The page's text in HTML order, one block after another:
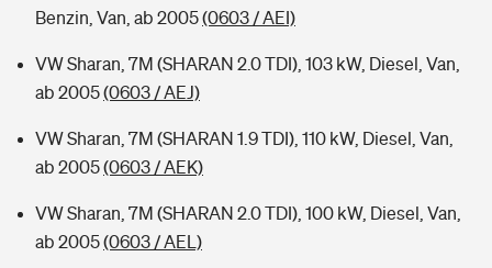
Benzin, Van, ab 2005(0603 / AEI)
VW Sharan, 7M (SHARAN 2.0 TDI), 103 kW, Diesel, Van,
ab 2005(0603 / AEJ)
VW Sharan, 7M (SHARAN 1.9 TDI), 110 kW, Diesel, Van,
ab 2005(0603 / AEK)
VW Sharan, 7M (SHARAN 2.0 TDI), 100 kW, Diesel, Van,
ab 2005(0603 / AEL)